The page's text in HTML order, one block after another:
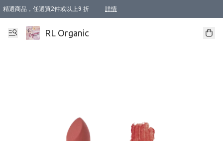
精選商品，任選買2件或以上9 折 詳情
XI周年優惠【新品自由選2件88折/3件85折】
XI周年優惠【Chakra 脈輪平衡自由選2件9折/3件85折/5件8折】
Florame 肌底自由選 2支9折 3支85折
XI周年優惠【蟲蟲退散 · 防衛結界﹞系列2件9折】
Sunki 任選2件95折
BIOFFICINA TOSCANA 任選2支9折 3支85折
Lamav 任選1件9折 2件85折
Mukti Organics 指定產品任選1件9折, 2件88折 3件85折
Intelligent Nutrients Skincare 任選2件9折
deodorant 任選2件88折
化妝品 任選2件95折
XI周年優惠【身心靈單品 任選2件9折/3件85折/5件8折】
XI周年優惠 【精油/香水 任選2件9折/3件85折/5件8折】
XI周年優惠【「關節到肌膚」全效養護 BODY OIL 組2件88折/3件85折】
XI周年優惠【夏日有機物理防曬套裝2件88折】
XI周年優惠【夏日潔面隨意選2件88折/3件85折】
XI周年優惠【逆齡奇蹟抗氧 11 自由選2件88折/3件85折/4件或以上8折】
新會員首次購物即享全單 95 折優惠！
成為VIP / VVIP 可享有生日月現金扣減獎賞優惠 !! 記得去賬户資料填上生日日期啦 !
選用順豐速運，滿$500 免運費
本地速遞 京東 送住宅/ 工商地址 $400 免運費
澳門訂單選用順豐速運，滿$800 免運費
RL Organic